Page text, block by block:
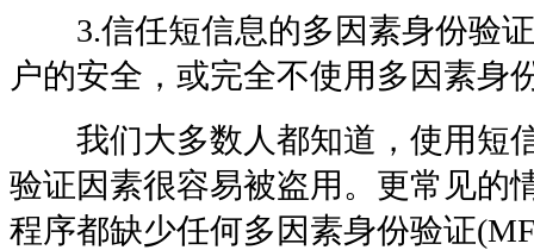
3.信任短信息的多因素身份验证
户的安全，或完全不使用多因素身
我们大多数人都知道，使用短
验证因素很容易被盗用。更常见的
程序都缺少任何多因素身份验证